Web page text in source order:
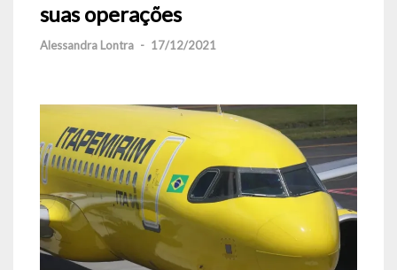
suas operações
Alessandra Lontra - 17/12/2021